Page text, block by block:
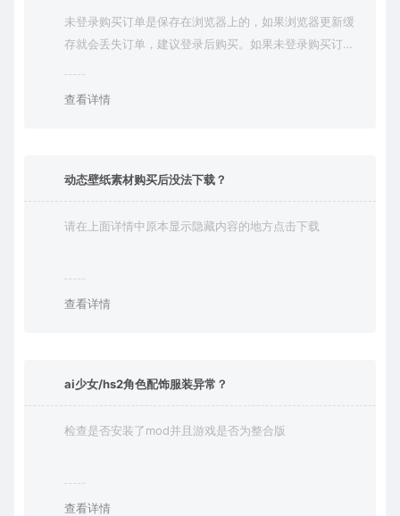
未登录购买订单是保存在浏览器上的，如果浏览器更新缓
存就会丢失订单，建议登录后购买。如果未登录购买订单
查看详情
动态壁纸素材购买后没法下载？
请在上面详情中原本显示隐藏内容的地方点击下载
查看详情
ai少女/hs2角色配饰服装异常？
检查是否安装了mod并且游戏是否为整合版
查看详情